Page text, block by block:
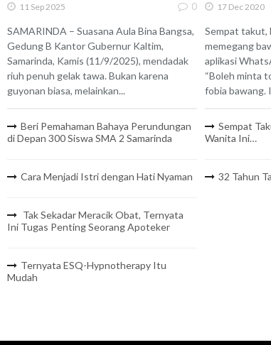
11 Sep 2025 0
SAMARINDA – Suasana Aula Bina Bangsa,
Gedung B Kantor Gubernur Kaltim,
Samarinda, Kamis (11/9/2025), mendadak
riuh penuh gelak tawa. Bukan karena
guyonan biasa, melainkan...
Beri Pemahaman Bahaya Perundungan
di Depan 300 Siswa SMA 2 Samarinda
Cara Menjadi Istri dengan Hati Nyaman
Tak Sekadar Meracik Obat, Ternyata
Ini Tugas Penting Seorang Apoteker
Ternyata ESQ-Hypnotherapy Itu
Mudah
17 Dec 2020
Sempat takut,
memegang
aplikasi
“Boleh minta
fobia bawang.
Sempat
Wanita Ini…
32 Tahun